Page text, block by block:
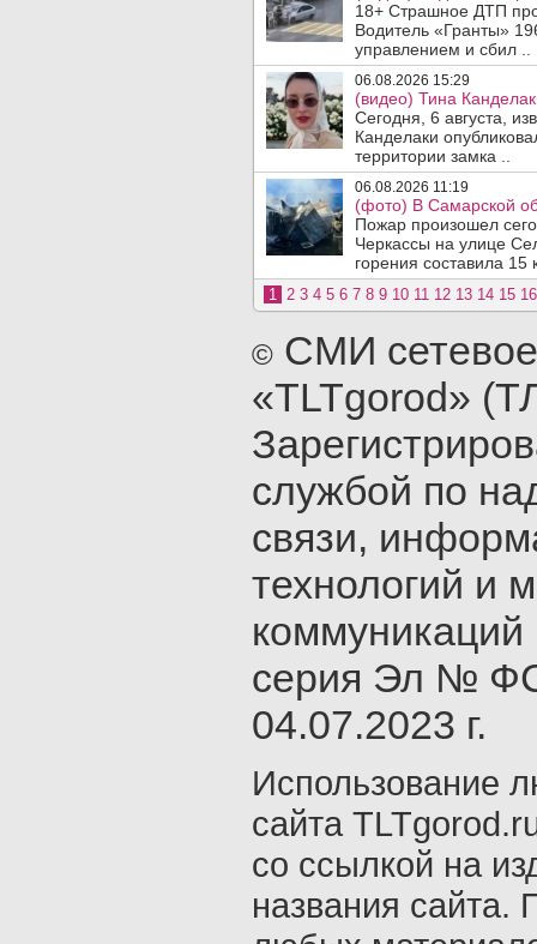
18+ Страшное ДТП
Водитель «Гранты»
управлением и сбил ..
06.08.2026 15:29
(видео) Тина
Сегодня, 6 августа,
Канделаки
территории замка ..
06.08.2026 11:19
(фото) В Самарской
Пожар произошел
Черкассы на улице
горения составила 15
1 2 3 4 5 6 7 8 9 10 11 12 13 14 15 16
© СМИ
«TLTgorod»
службой по
связи,
технологий и
серия Эл №
04.07.2023 г.
Использование
сайта
со ссылкой на
названия сайта.